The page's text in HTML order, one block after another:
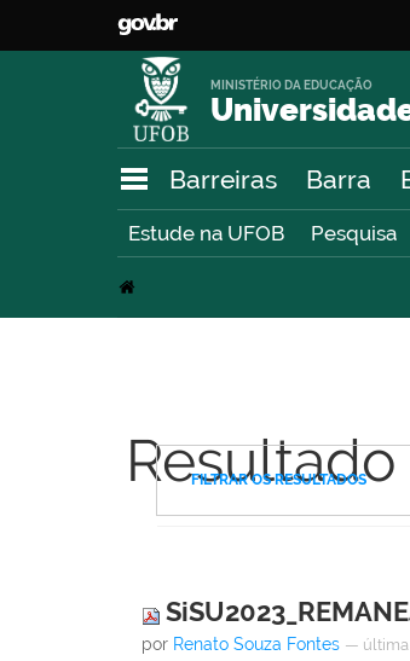
MINISTÉRIO DA EDUCAÇÃO
Barreiras Barra
Estude na UFOB Pesquisa
FILTRAR OS RESULTADOS
por Renato Souza Fontes —